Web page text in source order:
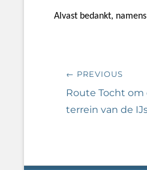
Alvast bedankt,
Bericht
navigatie
← PREVIOUS
Previous
post:
Route Tocht
terrein van de